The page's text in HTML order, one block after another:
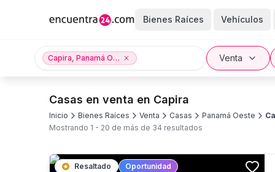
Bienes Raíces Vehículos
Capira, Panamá Oeste Venta
Casas en venta en Capira
Inicio Bienes Raíces Venta Casas Panamá Oeste
Mostrando 1 - 20 de más de 34 resultados
Resaltado Oportunidad